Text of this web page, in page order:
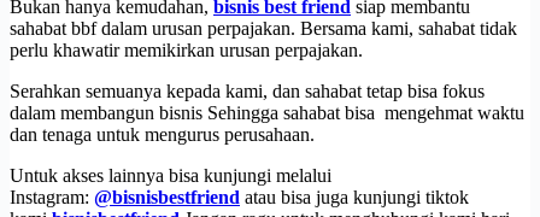
Bukan hanya kemudahan, bisnis best friend siap membantu
sahabat bbf dalam urusan perpajakan. Bersama kami, sahabat tidak
perlu khawatir memikirkan urusan perpajakan.
Serahkan semuanya kepada kami, dan sahabat tetap bisa fokus
dalam membangun bisnis Sehingga sahabat bisa mengehmat waktu
dan tenaga untuk mengurus perusahaan.
Untuk akses lainnya bisa kunjungi melalui
Instagram: @bisnisbestfriend atau bisa juga kunjungi tiktok